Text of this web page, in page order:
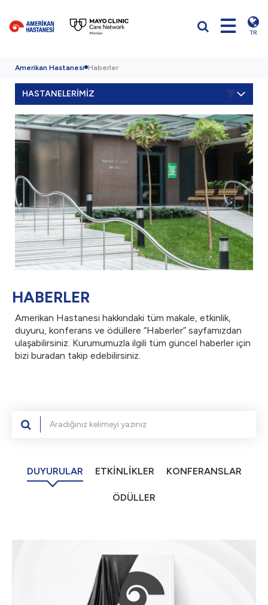
TR
Amerikan Hastanesi Haberler
HASTANELERİMİZ
HABERLER
Amerikan Hastanesi hakkındaki tüm makale, etkinlik,
duyuru, konferans ve ödüllere “Haberler” sayfamızdan
ulaşabilirsiniz. Kurumumuzla ilgili tüm güncel haberler için
bizi buradan takip edebilirsiniz.
DUYURULAR ETKİNLİKLER KONFERANSLAR
ÖDÜLLER